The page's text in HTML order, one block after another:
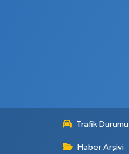
Trafik Durumu
Haber Arşivi